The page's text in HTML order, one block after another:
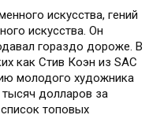
искусства, гений
искусства. Он
гораздо дороже. В
как Стив Коэн из SAC
молодого художника
долларов за
топовых